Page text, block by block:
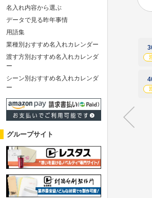
名入れ内容から選ぶ
データで見る昨年事情
用語集
業種別おすすめ名入れカレンダー
渡す方別おすすめ名入れカレンダ
ー
シーン別おすすめ名入れカレンダ
ー
グループサイト